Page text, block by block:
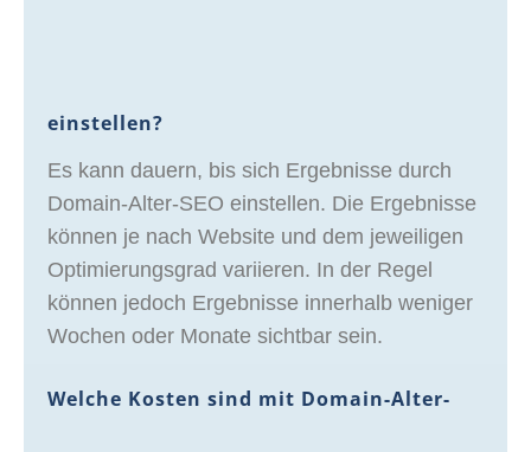
einstellen?
Es kann dauern, bis sich Ergebnisse durch
Domain-Alter-SEO einstellen. Die Ergebnisse
können je nach Website und dem jeweiligen
Optimierungsgrad variieren. In der Regel
können jedoch Ergebnisse innerhalb weniger
Wochen oder Monate sichtbar sein.
Welche Kosten sind mit Domain-Alter-